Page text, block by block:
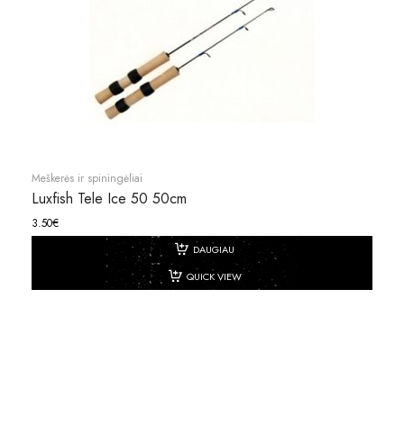
Meškerės ir spiningėliai
Luxfish Tele Ice 50 50cm
3.50€
DAUGIAU
QUICK VIEW